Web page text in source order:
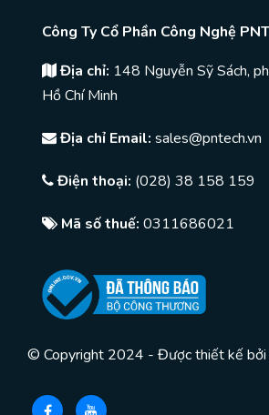
Công Ty Cổ Phần Công Nghệ
Địa chỉ: 148 Nguyễn Sỹ Sách,
Hồ Chí Minh
Địa chỉ Email: sales@pntech.vn
Điện thoại: (028) 38 158 159
Mã số thuế: 0311686021
© Copyright 2024 - Được thiết kế bởi